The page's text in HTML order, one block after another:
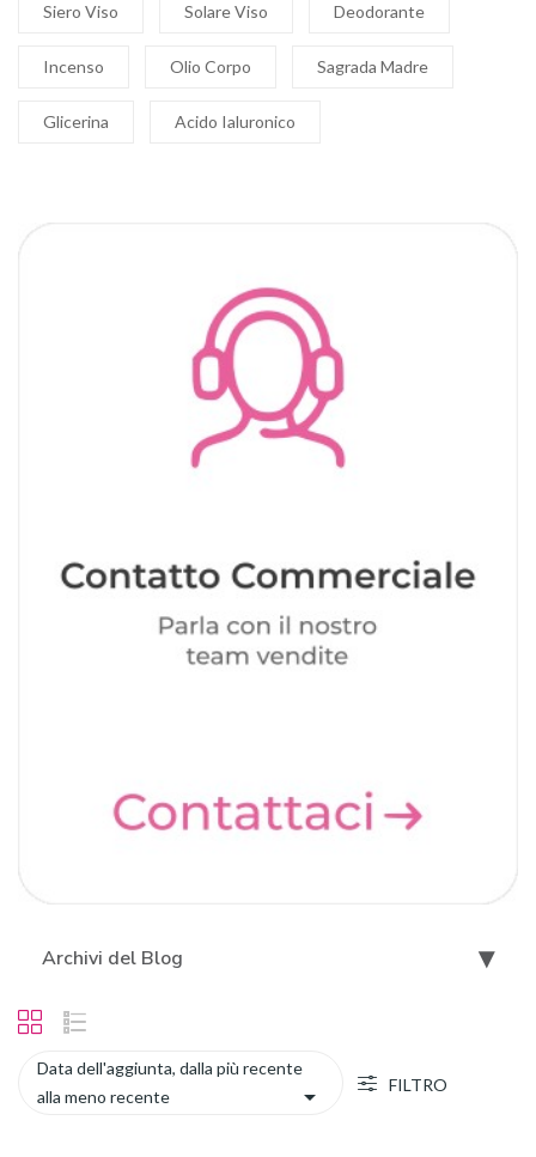
Siero Viso Solare Viso Deodorante
Incenso Olio Corpo Sagrada Madre
Glicerina Acido Ialuronico
Archivi del Blog
Data dell'aggiunta, dalla più recente
alla meno recente
 FILTRO